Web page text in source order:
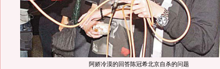
阿娇冷漠的回答陈冠希北京自杀的问题